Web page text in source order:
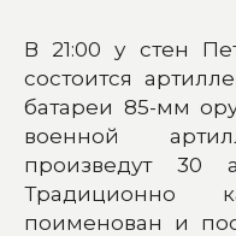
В 21:00 у стен
состоится
батареи 85-мм
военной
произведут 30
Традиционно
поименован и